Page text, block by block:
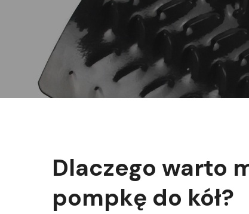
Dlaczego warto
pompkę do kół?